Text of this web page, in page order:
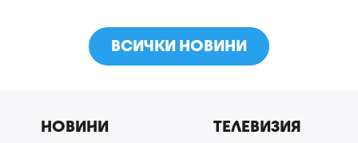
ВСИЧКИ НОВИНИ
НОВИНИ ТЕЛЕВИЗИЯ